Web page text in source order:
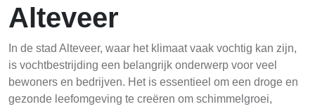
Alteveer
In de stad Alteveer, waar het klimaat vaak vochtig kan zijn,
is vochtbestrijding een belangrijk onderwerp voor veel
bewoners en bedrijven. Het is essentieel om een droge en
gezonde leefomgeving te creëren om schimmelgroei,